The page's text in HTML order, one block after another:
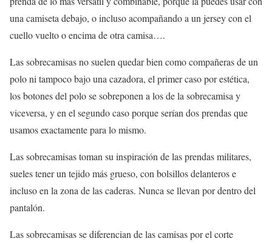
una camiseta debajo, o incluso acompañando a un jersey con el
cuello vuelto o encima de otra camisa….
Las sobrecamisas no suelen quedar bien como compañeras de un
polo ni tampoco bajo una cazadora, el primer caso por estética,
los botones del polo se sobreponen a los de la sobrecamisa y
viceversa, y en el segundo caso porque serían dos prendas que
usamos exactamente para lo mismo.
Las sobrecamisas toman su inspiración de las prendas militares,
sueles tener un tejido más grueso, con bolsillos delanteros e
incluso en la zona de las caderas. Nunca se llevan por dentro del
pantalón.
Las sobrecamisas se diferencian de las camisas por el corte